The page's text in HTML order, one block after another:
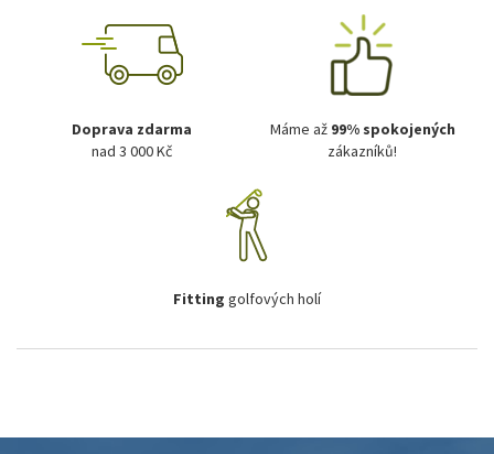
Doprava zdarma
nad 3 000 Kč
Máme až 99% spokojených
zákazníků!
Fitting golfových holí